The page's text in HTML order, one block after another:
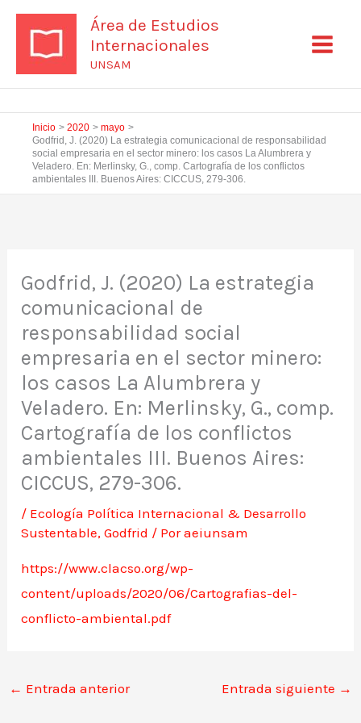
contenido
Área de Estudios
Internacionales
UNSAM
Inicio 2020
mayo
Godfrid, J. (2020) La estrategia comunicacional de responsabilidad
social empresaria en el sector minero: los casos La Alumbrera y
Veladero. En: Merlinsky, G., comp. Cartografía de los conflictos
ambientales III. Buenos Aires: CICCUS, 279-306.
Godfrid, J. (2020) La estrategia
comunicacional de
responsabilidad social
empresaria en el sector minero:
los casos La Alumbrera y
Veladero. En: Merlinsky, G., comp.
Cartografía de los conflictos
ambientales III. Buenos Aires:
CICCUS, 279-306.
/ Ecología Política Internacional & Desarrollo
Sustentable,Godfrid / Poraeiunsam
https://www.clacso.org/wp-
content/uploads/2020/06/Cartografias-del-
conflicto-ambiental.pdf
← Entrada anterior Entrada siguiente →